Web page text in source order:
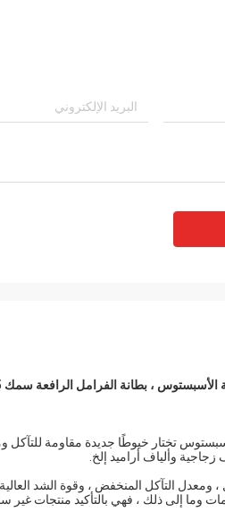
، بطانة الفرامل الرافعة سمك 5-30 ملم
تختار خيوطًا جديدة مقاومة للتآكل
وألياف أراميد إلخ.
، ومعدل التآكل المنخفض ، وقوة الشد
إلى ذلك ، فهي بالتأكيد منتجات غير سامة